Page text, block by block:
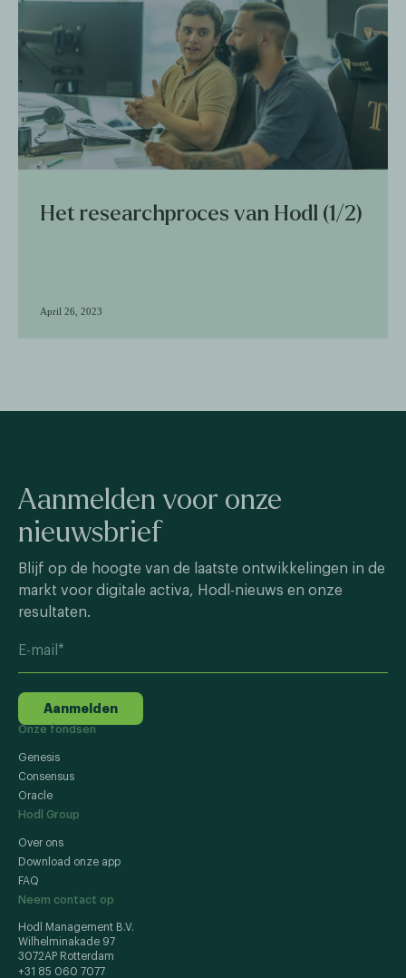
Het researchproces van Hodl (1/2)
April 26, 2023
Aanmelden voor onze
nieuwsbrief
Blijf op de hoogte van de laatste ontwikkelingen in de
markt voor digitale activa, Hodl-nieuws en onze
resultaten.
Aanmelden
Onze fondsen
Genesis
Consensus
Oracle
Hodl Group
Over ons
Download onze app
FAQ
Neem contact op
Hodl Management B.V.
Wilhelminakade 97
3072AP Rotterdam
+31 85 060 7077